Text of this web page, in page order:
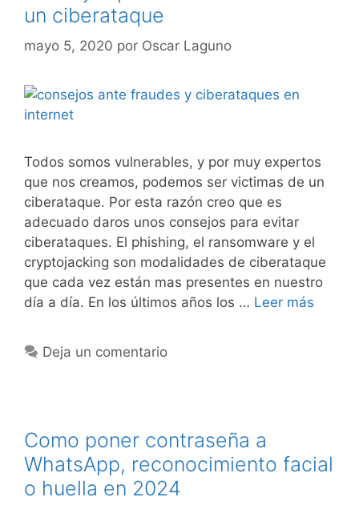
un ciberataque
mayo 5, 2020 por Oscar Laguno
Todos somos vulnerables, y por muy expertos
que nos creamos, podemos ser victimas de un
ciberataque. Por esta razón creo que es
adecuado daros unos consejos para evitar
ciberataques. El phishing, el ransomware y el
cryptojacking son modalidades de ciberataque
que cada vez están mas presentes en nuestro
día a día. En los últimos años los … Leer más
Deja un comentario
Como poner contraseña a
WhatsApp, reconocimiento facial
o huella en 2024